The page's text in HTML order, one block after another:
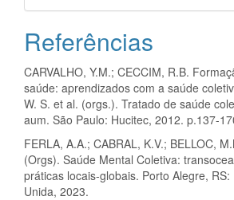
Referências
CARVALHO, Y.M.; CECCIM, R.B.
saúde: aprendizados com a saúde
W. S. et al. (orgs.). Tratado de saúde
aum. São Paulo: Hucitec, 2012. p.137-
FERLA, A.A.; CABRAL, K.V.; BELLOC,
(Orgs). Saúde Mental Coletiva:
práticas locais-globais. Porto Alegre,
Unida, 2023.